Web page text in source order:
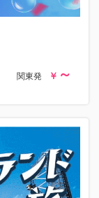
関東発